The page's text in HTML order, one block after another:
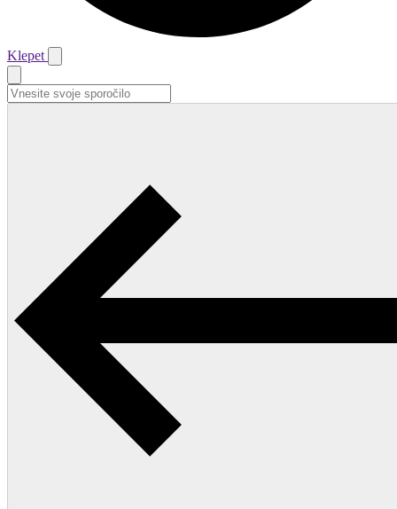
Klepet